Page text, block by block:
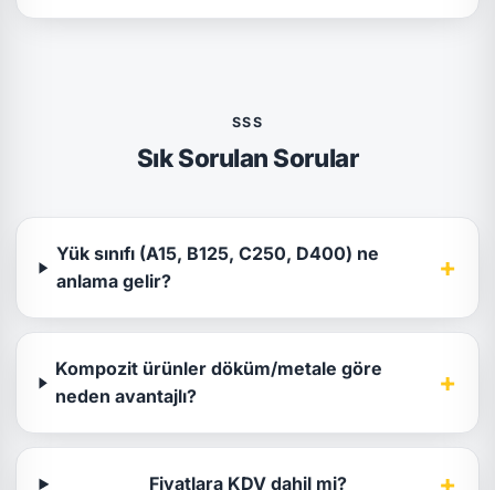
SSS
Sık Sorulan Sorular
Yük sınıfı (A15, B125, C250, D400) ne
anlama gelir?
+
Kompozit ürünler döküm/metale göre
neden avantajlı?
+
Fiyatlara KDV dahil mi?